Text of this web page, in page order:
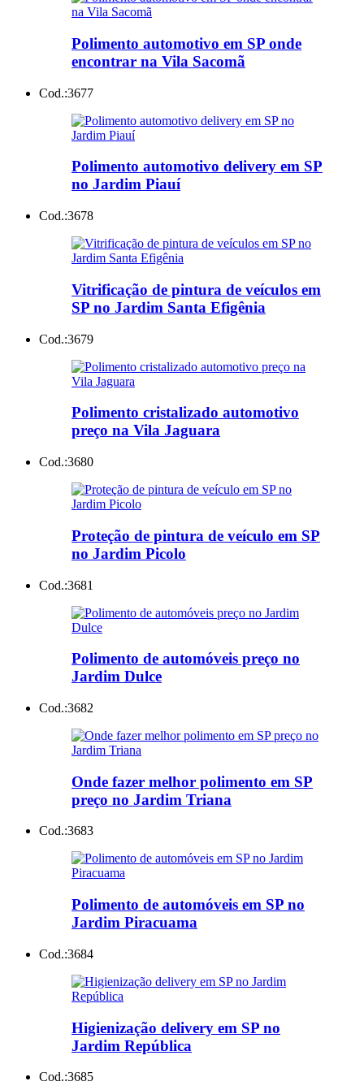
Polimento automotivo em SP onde
encontrar na Vila Sacomã
Cod.:3677
Polimento automotivo delivery em SP
no Jardim Piauí
Cod.:3678
Vitrificação de pintura de veículos em
SP no Jardim Santa Efigênia
Cod.:3679
Polimento cristalizado automotivo
preço na Vila Jaguara
Cod.:3680
Proteção de pintura de veículo em SP
no Jardim Picolo
Cod.:3681
Polimento de automóveis preço no
Jardim Dulce
Cod.:3682
Onde fazer melhor polimento em SP
preço no Jardim Triana
Cod.:3683
Polimento de automóveis em SP no
Jardim Piracuama
Cod.:3684
Higienização delivery em SP no
Jardim República
Cod.:3685